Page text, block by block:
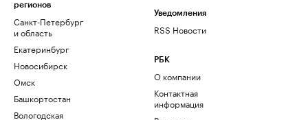
регионов
Санкт-Петербург
и область
Екатеринбург
Новосибирск
Омск
Башкортостан
Вологодская
Уведомления
RSS Новости
РБК
О компании
Контактная
информация